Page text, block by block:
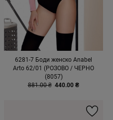
6281-7 Боди женско Anabel
Arto 62/01 (РОЗОВО / ЧЕРНО
(8057)
881.00 ₴ 440.00 ₴